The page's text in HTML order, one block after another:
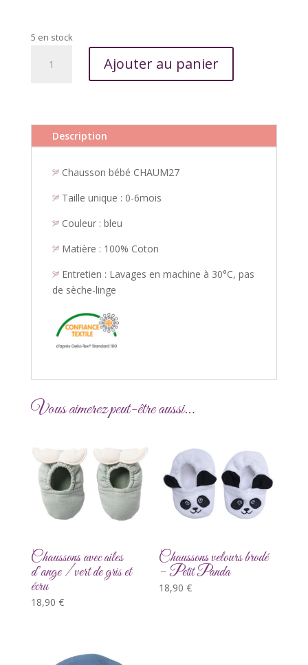
5 en stock
d’ange
–
Ajouter au panier
Description
Chausson bébé CHAUM27
Taille unique : 0-6mois
Couleur : bleu
Matière : 100% Coton
Entretien : Lavages en machine à 30°C, pas
de sèche-linge
Vous aimerez peut-être aussi…
Chaussons avec ailes
d’ange / vert de gris et
écru
18,90 €
Chaussons velours brodé
– Petit Panda
18,90€